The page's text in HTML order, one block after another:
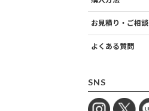
お見積り・ご相談
よくある質問
SNS